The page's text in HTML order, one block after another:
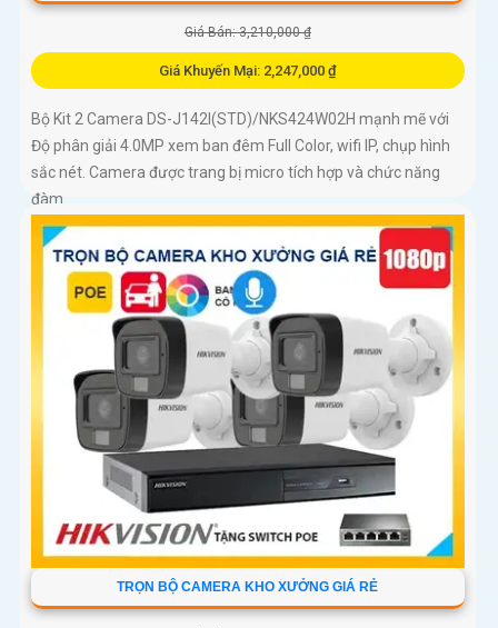
Giá Bán: 3,210,000 ₫
Giá Khuyến Mại: 2,247,000 ₫
Bộ Kit 2 Camera DS-J142I(STD)/NKS424W02H mạnh mẽ với
Độ phân giải 4.0MP xem ban đêm Full Color, wifi IP, chụp hình
sắc nét. Camera được trang bị micro tích hợp và chức năng
đàm...
TRỌN BỘ CAMERA KHO XƯỞNG GIÁ RẺ